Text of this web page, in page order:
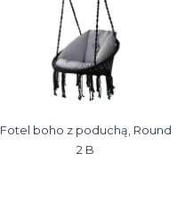
Fotel boho z poduchą, Round
2 B